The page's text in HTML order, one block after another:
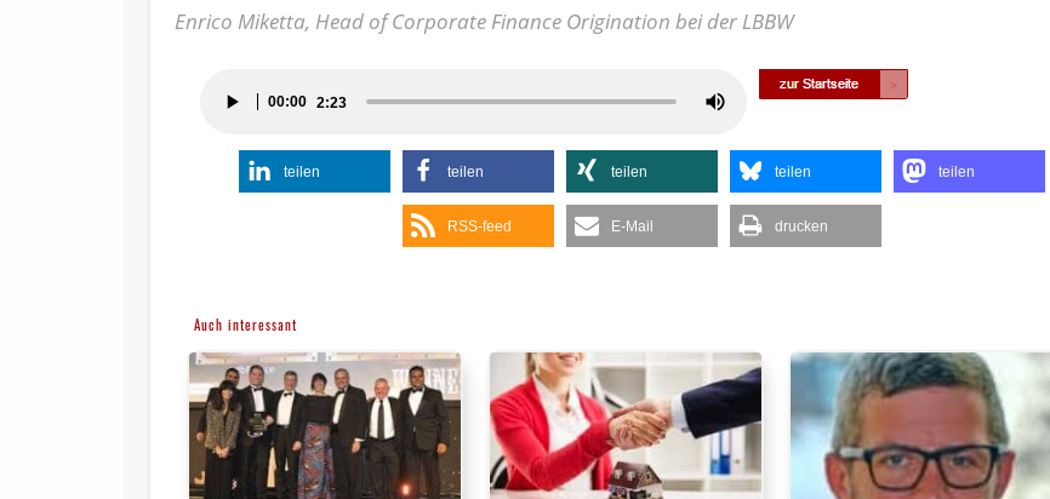
Enrico Miketta, Head of Corporate Finance Origination bei der LBBW
Player
00:00 2:23
Pfeiltasten
benutzen,
um
teilen teilen teilen teilen teilen
RSS-feed E-Mail drucken
Auch interessant